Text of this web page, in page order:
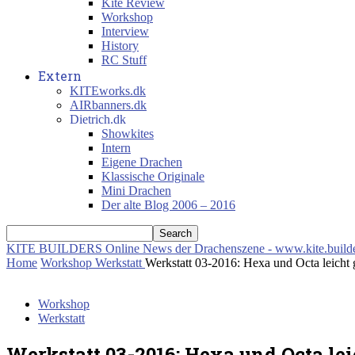
Kite Review
Workshop
Interview
History
RC Stuff
Extern
KITEworks.dk
AIRbanners.dk
Dietrich.dk
Showkites
Intern
Eigene Drachen
Klassische Originale
Mini Drachen
Der alte Blog 2006 – 2016
KITE BUILDERS Online News der Drachenszene -
Home Workshop Werkstatt Werkstatt 03-2016: Hexa und Octa leicht
Workshop
Werkstatt